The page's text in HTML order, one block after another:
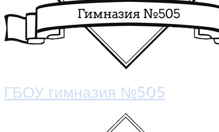
ГБОУ гимназия №505